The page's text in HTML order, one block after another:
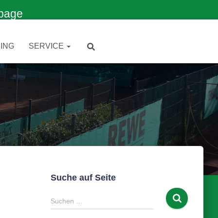
SERVICE
Suche auf Seite
S
u
Suchen …